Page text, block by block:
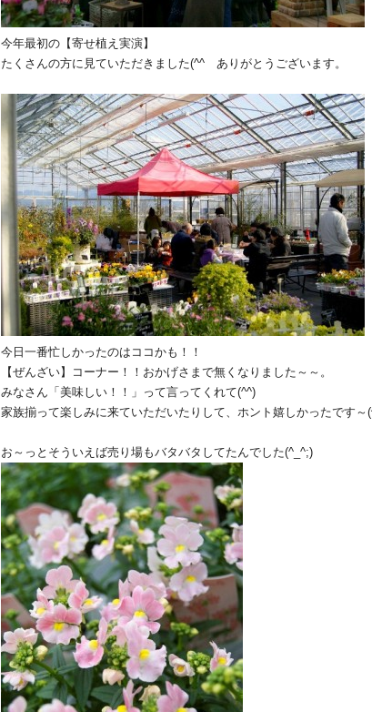
今年最初の【寄せ植え実演】
たくさんの方に見ていただきました(^^ゞありがとうございます。
今日一番忙しかったのはココかも！！
【ぜんざい】コーナー！！おかげさまで無くなりました～～。
みなさん「美味しい！！」って言ってくれて(^^)
家族揃って楽しみに来ていただいたりして、ホント嬉しかったです～
お～っとそういえば売り場もバタバタしてたんでした(^_^;)